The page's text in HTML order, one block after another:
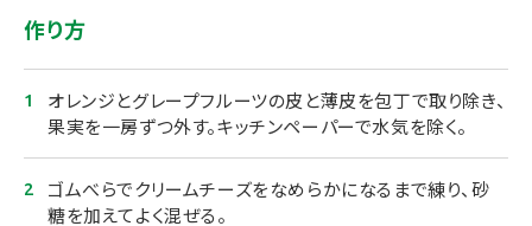
作り方
オレンジとグレープフルーツの皮と薄皮を包丁で取り除き、
果実を一房ずつ外す。キッチンペーパーで水気を除く。
ゴムべらでクリームチーズをなめらかになるまで練り、砂
糖を加えてよく混ぜる。